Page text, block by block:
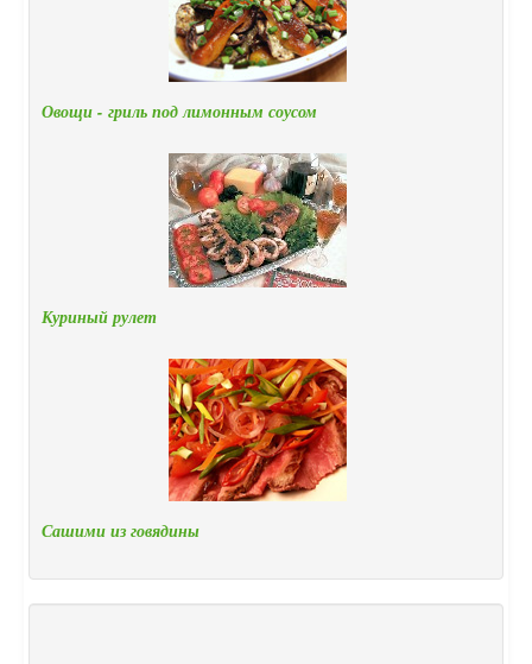
Овощи - гриль под лимонным соусом
Куриный рулет
Сашими из говядины